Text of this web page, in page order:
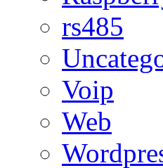
rs485
Voip
Web